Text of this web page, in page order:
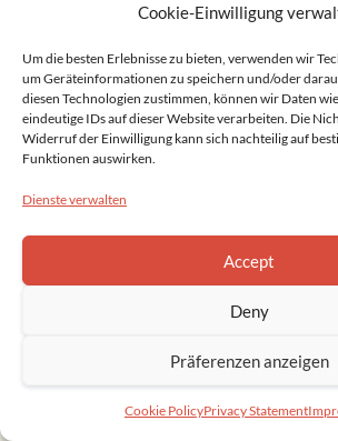
Cookie-Einwilligung
Um die besten Erlebnisse zu bieten, verwenden wir
um Geräteinformationen zu speichern und/oder
diesen Technologien zustimmen, können wir Daten
eindeutige IDs auf dieser Website verarbeiten. Die
Widerruf der Einwilligung kann sich nachteilig auf
Funktionen auswirken.
Dienste verwalten
Accept
Deny
Präferenzen anzeigen
Cookie PolicyPrivacy Statement
Datenschutz
Privacy Statement (EU)
Copyright © 2022 Brahmakumaris Germany.